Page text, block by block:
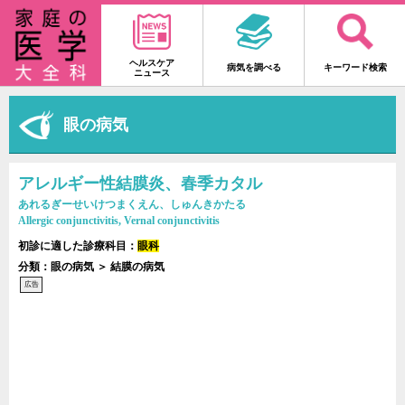
ヘルスケア
ニュース
病気を調べる キーワード検索
眼の病気
アレルギー性結膜炎、春季カタル
あれるぎーせいけつまくえん、しゅんきかたる
Allergic conjunctivitis, Vernal conjunctivitis
初診に適した診療科目： 眼科
分類：眼の病気 ＞ 結膜の病気
広告